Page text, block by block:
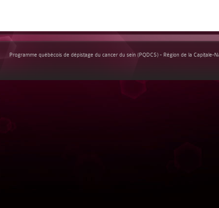
Programme québécois de dépistage du cancer du sein (PQDCS) - Région de la Capitale-